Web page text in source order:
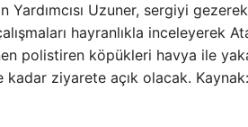
Yardımcısı Uzuner, sergiyi gezerek
hayranlıkla inceleyerek
polistiren köpükleri havya ile
kadar ziyarete açık olacak. Kaynak: